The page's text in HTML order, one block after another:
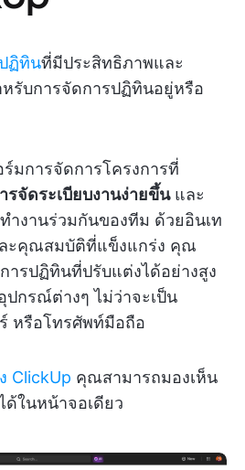
ฏิทินที่มีประสิทธิภาพและ
รับการจัดการปฏิทินอยู่หรือ
มการจัดการโครงการที่
รจัดระเบียบงานง่ายขึ้นและ
ำงานร่วมกันของทีม ด้วยอินเท
ละคุณสมบัติที่แข็งแกร่ง คุณ
ารปฏิทินที่ปรับแต่งได้อย่างสูง
ปกรณ์ต่างๆ ไม่ว่าจะเป็น
หรือโทรศัพท์มือถือ
ClickUp คุณสามารถมองเห็น
ด้ในหน้าจอเดียว